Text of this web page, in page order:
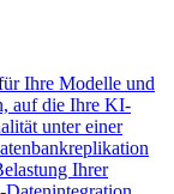
Ihre Modelle und
auf die Ihre KI-
unter einer
Ihrer